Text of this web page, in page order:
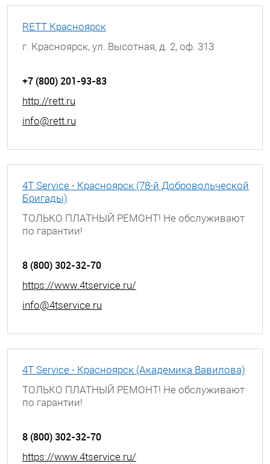
RETT Красноярск
г. Красноярск, ул. Высотная, д. 2, оф. 313
+7 (800) 201-93-83
http://rett.ru
info@rett.ru
4T Service - Красноярск (78-й Добровольческой
Бригады)
ТОЛЬКО ПЛАТНЫЙ РЕМОНТ! Не обслуживают
по гарантии!
8 (800) 302-32-70
https://www.4tservice.ru/
info@4tservice.ru
4T Service - Красноярск (Академика Вавилова)
ТОЛЬКО ПЛАТНЫЙ РЕМОНТ! Не обслуживают
по гарантии!
8 (800) 302-32-70
https://www.4tservice.ru/